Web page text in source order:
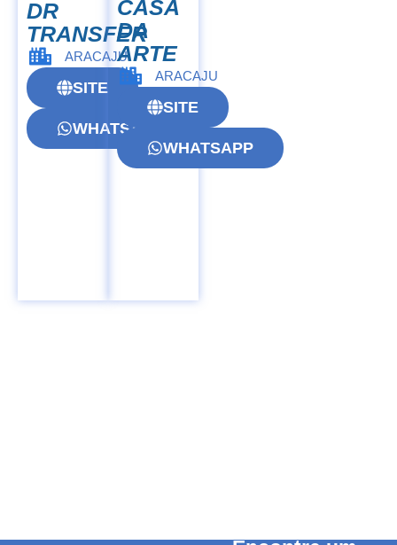
DR
TRANSFER
ARACAJU
SITE
WHATSAPP
CASA
DA
ARTE
ARACAJU
SITE
WHATSAPP